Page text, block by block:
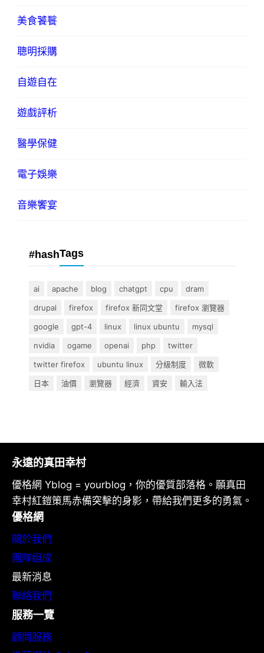
美食饕餮
聰明採購
自遊自在
遊戲評析
醫學保健
電子娛樂
音樂饗宴
#hashTags
ai apache blog chatgpt cpu
dram
drupal
firefox firefox 新同文堂
firefox 瀏覽器
google
gpt-4 linux linux ubuntu
mysql
nvidia
ogame openai php
twitter
twitter firefox
ubuntu linux 分級制度
微軟
日本
油價 瀏覽器 經濟 資安 輸入法
永遠的真田幸村
優格網 Yblog = yourblog，你的優質部落格。願真田
幸村紅鎧策馬赤備突擊的身影，帶給我們更多的勇氣。
優格網
關於我們
團隊組成
最新消息
聯絡我們
服務一覽
顧問服務